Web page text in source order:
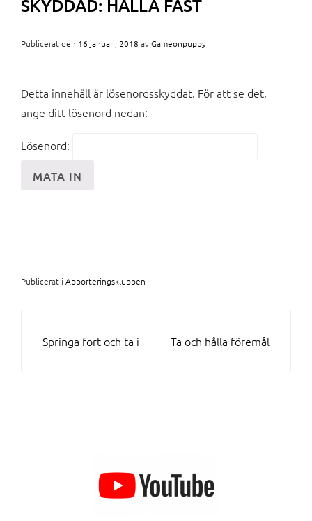
SKYDDAD: HÅLLA FAST
Publicerat den 16 januari, 2018 avGameonpuppy
Detta innehåll är lösenordsskyddat. För att se det,
ange ditt lösenord nedan:
Lösenord:
Publicerat i Apporteringsklubben
INLÄGGSNAVIGERING
Springa fort och ta i Ta och hålla föremål